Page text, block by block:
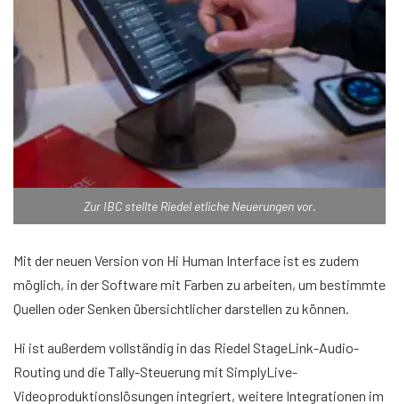
Zur IBC stellte Riedel etliche Neuerungen vor.
Mit der neuen Version von Hi Human Interface ist es zudem
möglich, in der Software mit Farben zu arbeiten, um bestimmte
Quellen oder Senken übersichtlicher darstellen zu können.
Hi ist außerdem vollständig in das Riedel StageLink-Audio-
Routing und die Tally-Steuerung mit SimplyLive-
Videoproduktionslösungen integriert, weitere Integrationen im